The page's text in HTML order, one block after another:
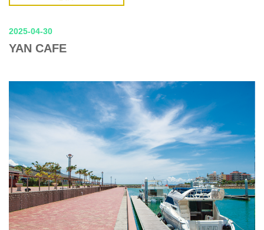
2025-04-30
YAN CAFE